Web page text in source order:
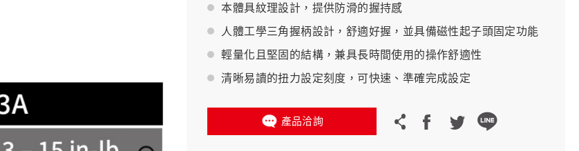
本體具紋理設計，提供防滑的握持感
人體工學三角握柄設計，舒適好握，並具備磁性起子頭固定功能
輕量化且堅固的結構，兼具長時間使用的操作舒適性
清晰易讀的扭力設定刻度，可快速、準確完成設定
產品洽詢